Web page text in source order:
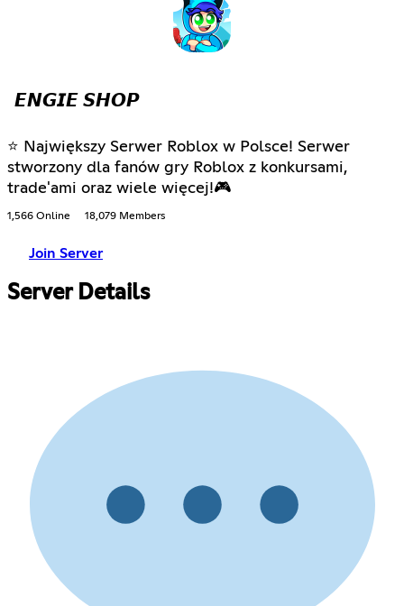
𝙀𝙉𝙂𝙄𝙀 𝙎𝙃𝙊𝙋
⭐ Największy Serwer Roblox w Polsce! Serwer
stworzony dla fanów gry Roblox z konkursami,
trade'ami oraz wiele więcej!🎮
1,566 Online 18,079 Members
Join Server
Server Details